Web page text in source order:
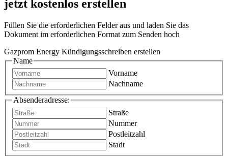
jetzt kostenlos erstellen
Füllen Sie die erforderlichen Felder aus und laden Sie das
Dokument im erforderlichen Format zum Senden hoch
Gazprom Energy Kündigungsschreiben erstellen
Name
Vorname
Nachname
Absenderadresse:
Straße
Nummer
Postleitzahl
Stadt